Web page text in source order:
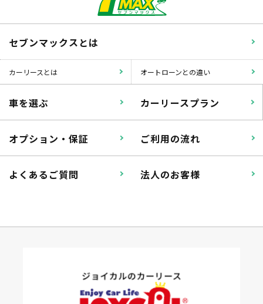
バンパー
※たすカッターをご利用頂く場合、免責金額が１回あたり5,000円
掛かります。
セブンマックスとは
カーリースとは オートローンとの違い
車を選ぶ カーリースプラン
オプション・保証 ご利用の流れ
よくあるご質問 法人のお客様